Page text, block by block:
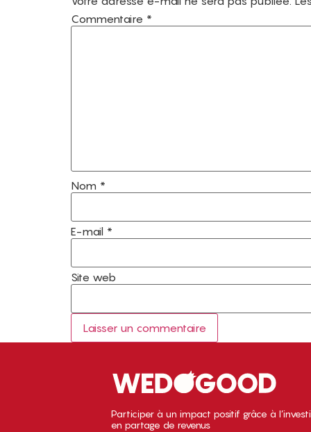
Commentaire *
Nom *
E-mail *
Site web
Participer à un impact positif grâce à
en partage de revenus